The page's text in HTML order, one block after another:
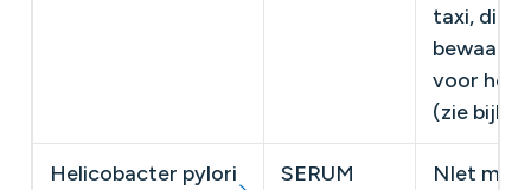
taxi,
bewaard
voor het
(zie
Helicobacter pylori
SERUM
​NIet